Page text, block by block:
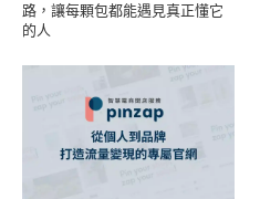
路，讓每顆包都能遇見真正懂它
的人